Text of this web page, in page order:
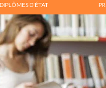
DIPLÔMES D'ÉTAT